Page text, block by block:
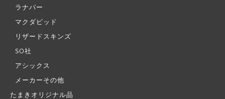
ラナパー
マクダビッド
リザードスキンズ
SO社
アシックス
メーカーその他
たまきオリジナル品